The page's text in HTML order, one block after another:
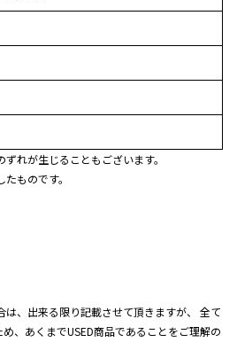
れが生じることもございます。
ものです。
、出来る限り記載させて頂きますが、 全て
、あくまでUSED商品であることをご理解の